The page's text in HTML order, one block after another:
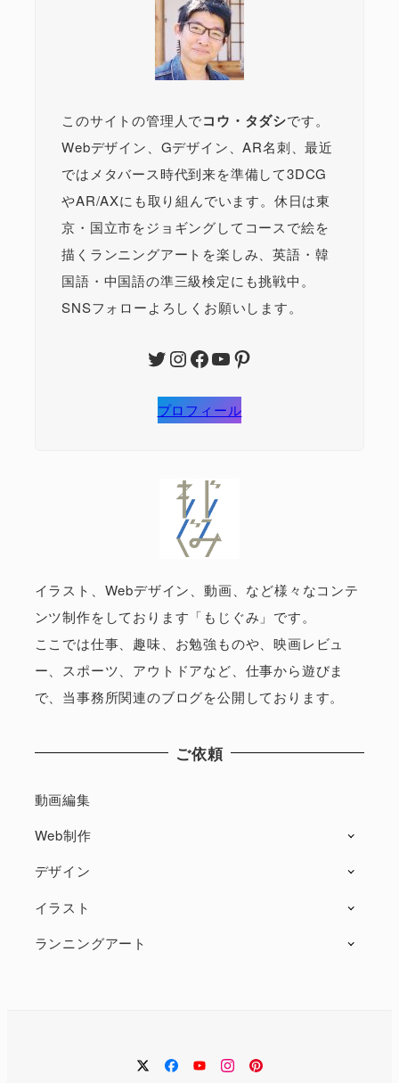
このサイトの管理人でコウ・タダシです。
Webデザイン、Gデザイン、AR名刺、最近
ではメタバース時代到来を準備して3DCG
やAR/AXにも取り組んでいます。休日は東
京・国立市をジョギングしてコースで絵を
描くランニングアートを楽しみ、英語・韓
国語・中国語の準三級検定にも挑戦中。
SNSフォローよろしくお願いします。
Twitter InstagramFacebook YouTube Pinterest
プロフィール
イラスト、Webデザイン、動画、など様々なコンテ
ンツ制作をしております「もじぐみ」です。
ここでは仕事、趣味、お勉強ものや、映画レビュ
ー、スポーツ、アウトドアなど、仕事から遊びま
で、当事務所関連のブログを公開しております。
ご依頼
動画編集
Web制作
デザイン
イラスト
ランニングアート
twitterfacebookYoutubeinstagram
Pintarest